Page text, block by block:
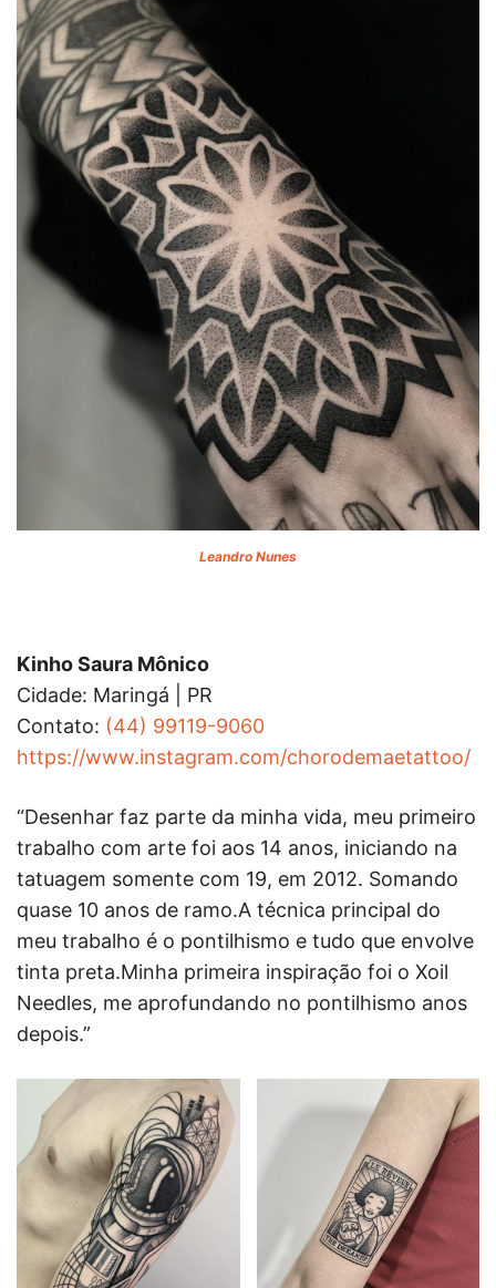
Leandro Nunes
Kinho Saura Mônico
Cidade: Maringá | PR
Contato: (44) 99119-9060
https://www.instagram.com/chorodemaetattoo/
“Desenhar faz parte da minha vida, meu primeiro
trabalho com arte foi aos 14 anos, iniciando na
tatuagem somente com 19, em 2012. Somando
quase 10 anos de ramo.A técnica principal do
meu trabalho é o pontilhismo e tudo que envolve
tinta preta.Minha primeira inspiração foi o Xoil
Needles, me aprofundando no pontilhismo anos
depois.”